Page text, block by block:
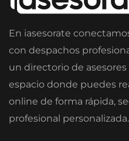
En iasesorate
con despachos
un directorio de
espacio donde puedes
online de forma rápida,
profesional personalizada.